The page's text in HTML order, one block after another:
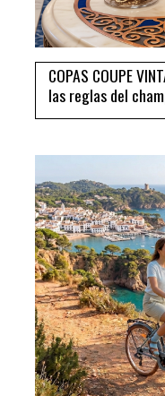
COPAS COUPE
las reglas del